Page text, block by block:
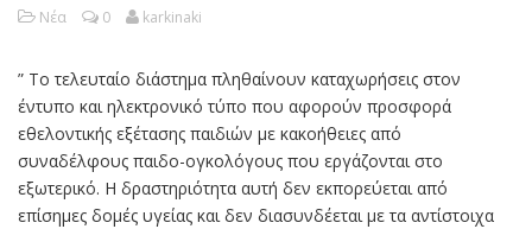
Νέα 0 karkinaki
” Το τελευταίο διάστημα πληθαίνουν καταχωρήσεις στον
έντυπο και ηλεκτρονικό τύπο που αφορούν προσφορά
εθελοντικής εξέτασης παιδιών με κακοήθειες από
συναδέλφους παιδο-ογκολόγους που εργάζονται στο
εξωτερικό. Η δραστηριότητα αυτή δεν εκπορεύεται από
επίσημες δομές υγείας και δεν διασυνδέεται με τα αντίστοιχα